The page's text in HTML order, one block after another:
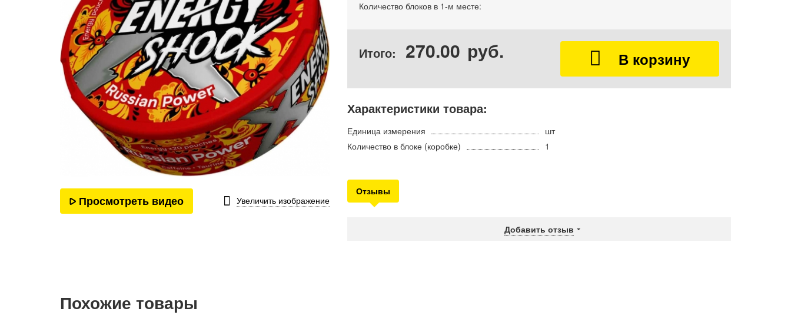
Просмотреть видео Увеличить изображение
Количество блоков в 1-м месте:
Итого: 270.00 руб.
Характеристики товара:
Единица измерения
шт
Количество в блоке (коробке)
1
Отзывы
Добавить отзыв
Похожие товары